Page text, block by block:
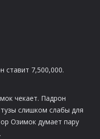
ставит 7,500,000.
чекает. Падрон
слишком слабы для
Озимок думает пару